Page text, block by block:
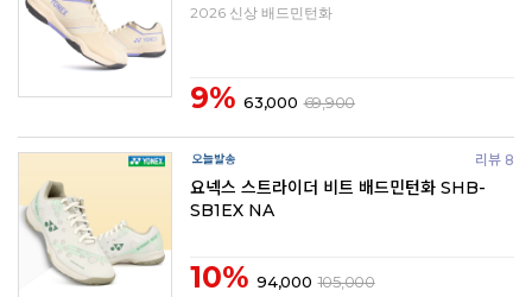
2026 신상 배드민턴화
9% 63,000 69,900
리뷰 8
요넥스 스트라이더 비트 배드민턴화 SHB-
SB1EX NA
10% 94,000 105,000